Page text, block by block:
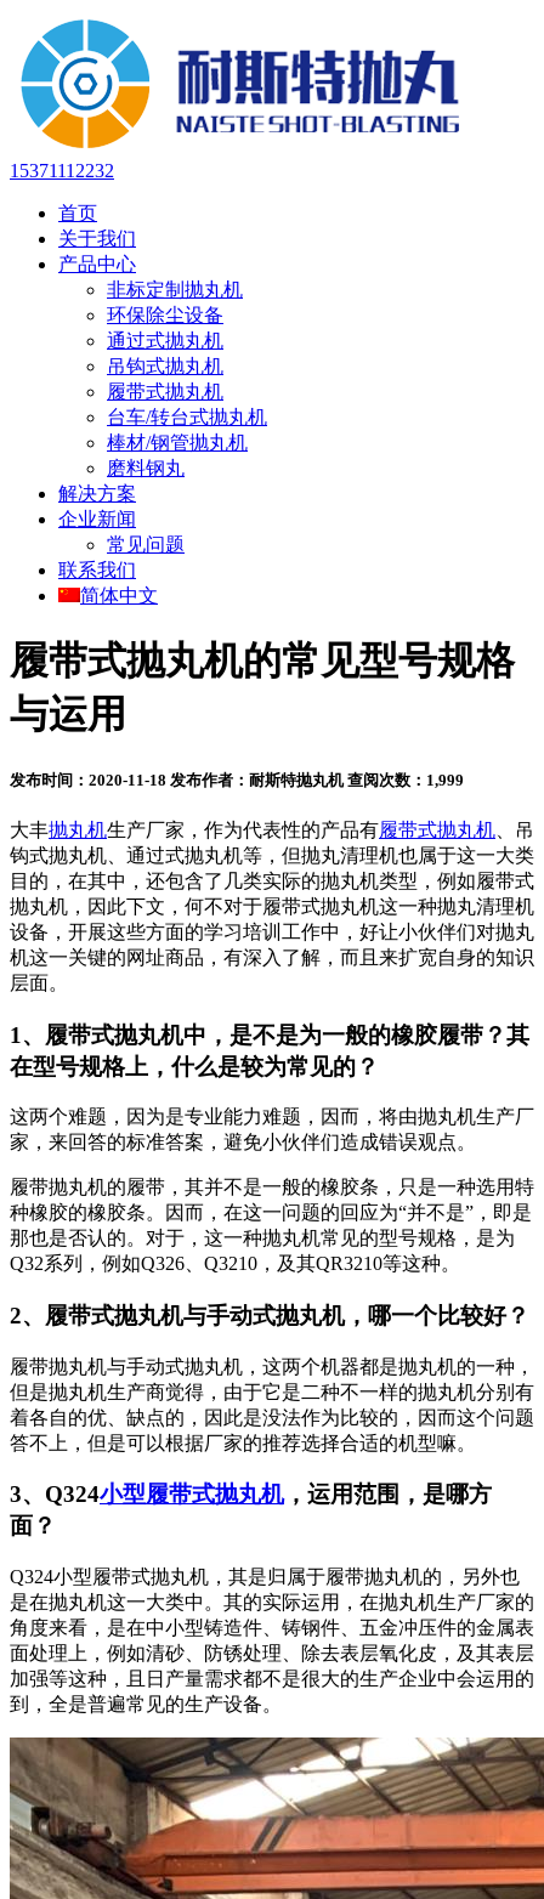
15371112232
首页
关于我们
产品中心
非标定制抛丸机
环保除尘设备
通过式抛丸机
吊钩式抛丸机
履带式抛丸机
台车/转台式抛丸机
棒材/钢管抛丸机
磨料钢丸
解决方案
企业新闻
常见问题
联系我们
简体中文
履带式抛丸机的常见型号规格
与运用
发布时间：2020-11-18 发布作者：耐斯特抛丸机 查阅次数：1,999
大丰抛丸机生产厂家，作为代表性的产品有履带式抛丸机 、吊
钩式抛丸机、通过式抛丸机等，但抛丸清理机也属于这一大类
目的，在其中，还包含了几类实际的抛丸机类型，例如履带式
抛丸机，因此下文，何不对于履带式抛丸机这一种抛丸清理机
设备，开展这些方面的学习培训工作中，好让小伙伴们对抛丸
机这一关键的网址商品，有深入了解，而且来扩宽自身的知识
层面。
1、履带式抛丸机中，是不是为一般的橡胶履带？其
在型号规格上，什么是较为常见的？
这两个难题，因为是专业能力难题，因而，将由抛丸机生产厂
家，来回答的标准答案，避免小伙伴们造成错误观点。
履带抛丸机的履带，其并不是一般的橡胶条，只是一种选用特
种橡胶的橡胶条。因而，在这一问题的回应为“并不是”，即是
那也是否认的。对于，这一种抛丸机常见的型号规格，是为
Q32系列，例如Q326、Q3210，及其QR3210等这种。
2、履带式抛丸机与手动式抛丸机，哪一个比较好？
履带抛丸机与手动式抛丸机，这两个机器都是抛丸机的一种，
但是抛丸机生产商觉得，由于它是二种不一样的抛丸机分别有
着各自的优、缺点的，因此是没法作为比较的，因而这个问题
答不上，但是可以根据厂家的推荐选择合适的机型嘛。
3、Q324小型履带式抛丸机，运用范围，是哪方
面？
Q324小型履带式抛丸机，其是归属于履带抛丸机的，另外也
是在抛丸机这一大类中。其的实际运用，在抛丸机生产厂家的
角度来看，是在中小型铸造件、铸钢件、五金冲压件的金属表
面处理上，例如清砂、防锈处理、除去表层氧化皮，及其表层
加强等这种，且日产量需求都不是很大的生产企业中会运用的
到，全是普遍常见的生产设备。